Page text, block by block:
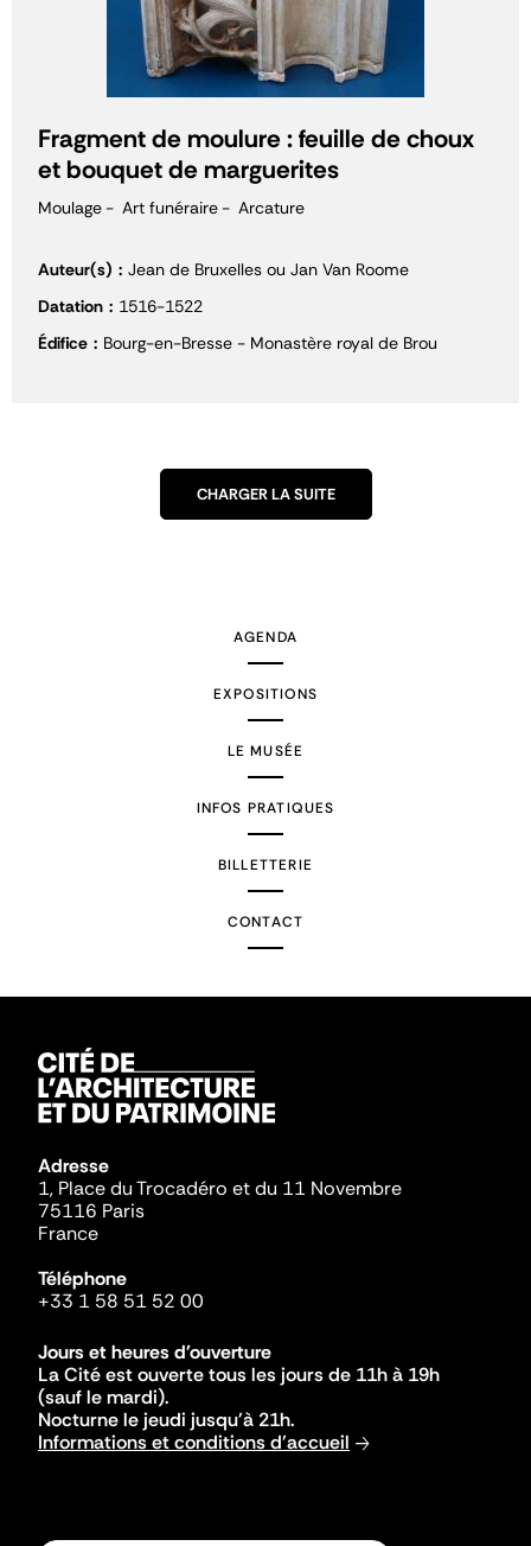
Fragment de moulure : feuille de choux
et bouquet de marguerites
Moulage Art funéraire Arcature
Auteur(s)
Jean de Bruxelles ou Jan Van Roome
Datation
1516-1522
Édifice
Bourg-en-Bresse - Monastère royal de Brou
CHARGER LA SUITE
AGENDA
EXPOSITIONS
LE MUSÉE
INFOS PRATIQUES
BILLETTERIE
CONTACT
Adresse
1, Place du Trocadéro et du 11 Novembre
75116 Paris
France
Téléphone
+33 1 58 51 52 00
Jours et heures d'ouverture
La Cité est ouverte tous les jours de 11h à 19h
(sauf le mardi).
Nocturne le jeudi jusqu'à 21h.
Informations et conditions d'accueil